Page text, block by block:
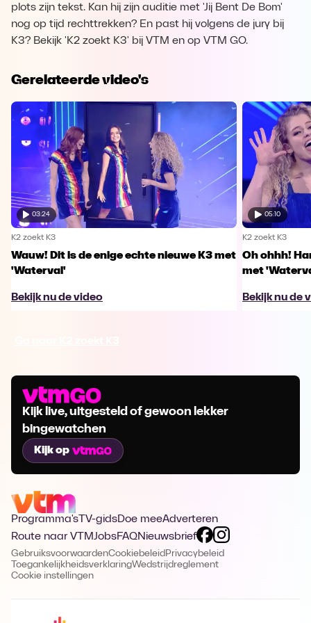
plots zijn tekst. Kan hij zijn auditie met 'Jij Bent De Bom'
nog op tijd rechttrekken? En past hij volgens de jury bij
K3? Bekijk 'K2 zoekt K3' bij VTM en op VTM GO.
Gerelateerde video's
03:24
K2 zoekt K3
Wauw! Dit is de enige echte nieuwe K3 met
'Waterval'
Bekijk nu de video
05:10
K2 zoekt K3
Oh ohhh!
met
Bekijk nu de
Kijk live, uitgesteld of gewoon lekker
bingewatchen
Kijk op
Programma's TV-gidsDoe meeAdverteren
Route naar VTMJobsFAQNieuwsbrief
GebruiksvoorwaardenCookiebeleid Privacybeleid
ToegankelijkheidsverklaringWedstrijdreglement
Cookie instellingen